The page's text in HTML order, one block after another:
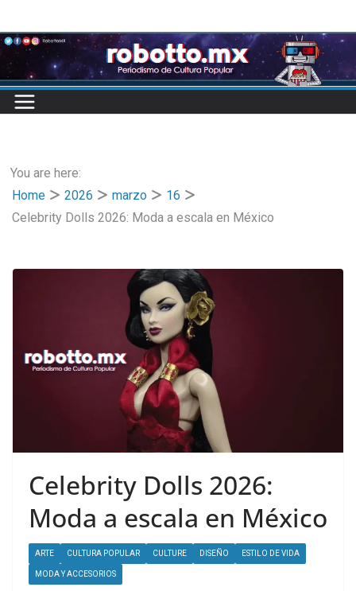
to
content
You are here:
Home
2026 marzo
16
Celebrity Dolls 2026: Moda a escala en México
Celebrity Dolls 2026:
Moda a escala en México
ARTE CULTURA POPULAR CULTURE DISEÑO ESTILO DE VIDA
MODA Y ACCESORIOS